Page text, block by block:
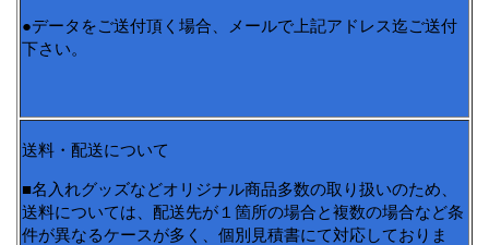
●データをご送付頂く場合、メールで上記アドレス迄ご送付
下さい。
送料・配送について
■名入れグッズなどオリジナル商品多数の取り扱いのため、
送料については、配送先が１箇所の場合と複数の場合など条
件が異なるケースが多く、個別見積書にて対応しておりま